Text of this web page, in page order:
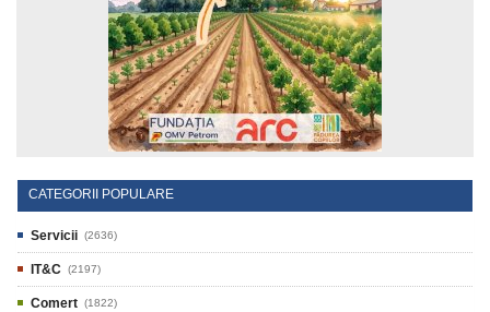
CATEGORII POPULARE
Servicii (2636)
IT&C (2197)
Comert (1822)